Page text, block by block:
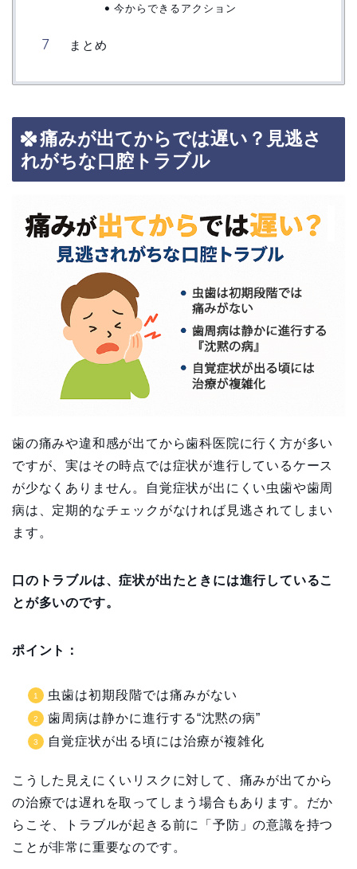
今からできるアクション
まとめ
痛みが出てからでは遅い？見逃さ
れがちな口腔トラブル
歯の痛みや違和感が出てから歯科医院に行く方が多い
ですが、実はその時点では症状が進行しているケース
が少なくありません。自覚症状が出にくい虫歯や歯周
病は、定期的なチェックがなければ見逃されてしまい
ます。
口のトラブルは、症状が出たときには進行しているこ
とが多いのです。
ポイント：
虫歯は初期段階では痛みがない
歯周病は静かに進行する“沈黙の病”
自覚症状が出る頃には治療が複雑化
こうした見えにくいリスクに対して、痛みが出てから
の治療では遅れを取ってしまう場合もあります。だか
らこそ、トラブルが起きる前に「予防」の意識を持つ
ことが非常に重要なのです。